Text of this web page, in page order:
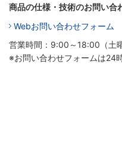
商品の仕様・技術のお問い合
Webお問い合わせフォーム
営業時間：9:00～18:00（土
※お問い合わせフォームは24